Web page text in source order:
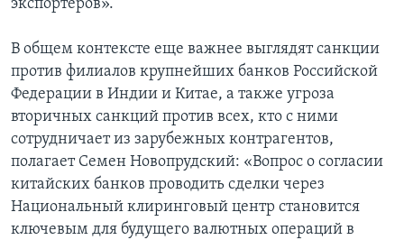
экспортеров».
В общем контексте еще важнее выглядят санкции
против филиалов крупнейших банков Российской
Федерации в Индии и Китае, а также угроза
вторичных санкций против всех, кто с ними
сотрудничает из зарубежных контрагентов,
полагает Семен Новопрудский: «Вопрос о согласии
китайских банков проводить сделки через
Национальный клиринговый центр становится
ключевым для будущего валютных операций в